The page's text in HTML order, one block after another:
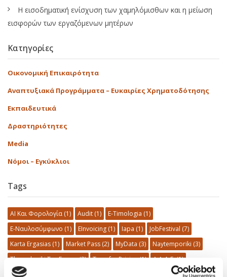
Η εισοδηματική ενίσχυση των χαμηλόμισθων και η μείωση
εισφορών των εργαζόμενων μητέρων
Κατηγορίες
Οικονομική Επικαιρότητα
Αναπτυξιακά Προγράμματα – Ευκαιρίες Χρηματοδότησης
Εκπαιδευτικά
Δραστηριότητες
Media
Νόμοι – Εγκύκλιοι
Tags
AI Και Φορολογία (1) Audit (1) E-Timologia (1)
E-Ναυλοσύμφωνο (1) EInvoicing (1) Iapa (1) JobFestival (7)
Karta Ergasias (1) Market Pass (2) MyData (3) Naytemporiki (3)
Thessaloniki Tax Forum(2) Transfer Pricing(1) Α.Α.Δ.Ε.(1)
Α.Π. 54789
Δημόσια Περιουσία(1)